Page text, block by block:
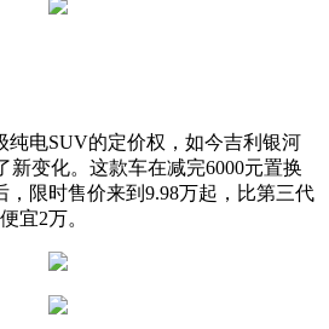
纯电SUV的定价权，如今吉利银河
新变化。这款车在减完6000元置换
，限时售价来到9.98万起，比第三代
宜2万。